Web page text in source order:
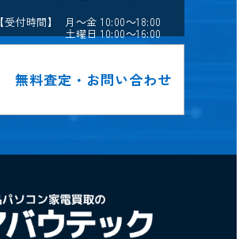
【受付時間】 月～金 10:00～18:00
土曜日 10:00～16:00
無料査定・お問い合わせ